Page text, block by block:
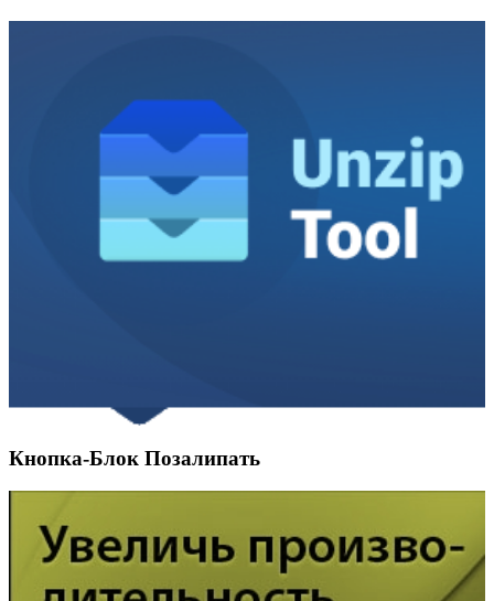
Кнопка-Блок Позалипать